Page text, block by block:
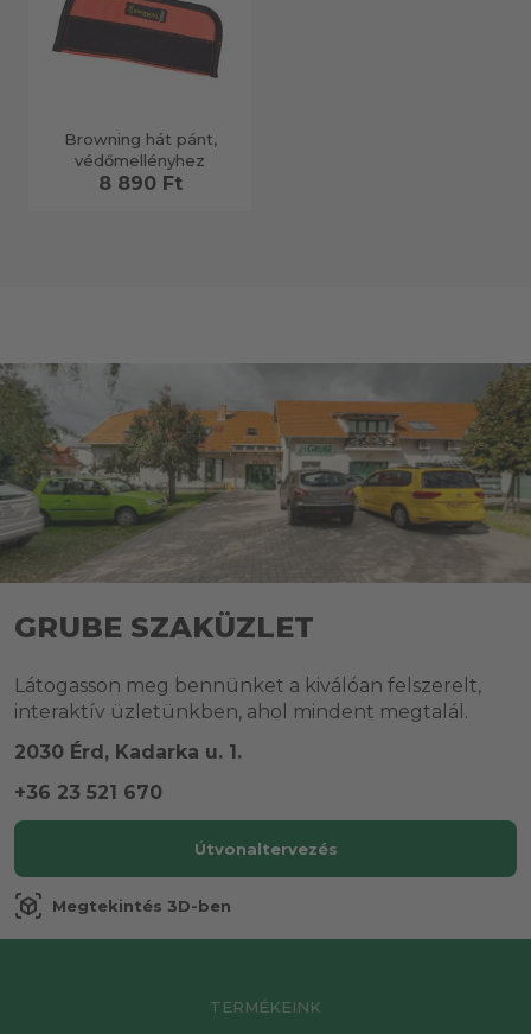
Browning hát pánt,
védőmellényhez
8 890 Ft
GRUBE SZAKÜZLET
Látogasson meg bennünket a kiválóan felszerelt,
interaktív üzletünkben, ahol mindent megtalál.
2030 Érd, Kadarka u. 1.
+36 23 521 670
Útvonaltervezés
view_in_ar Megtekintés 3D-ben
TERMÉKEINK